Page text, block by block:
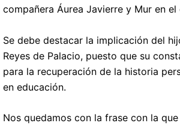
compañera Áurea Javierre y Mur en
Se debe destacar la implicación del
Reyes de Palacio, puesto que su
para la recuperación de la historia
en educación.
Nos quedamos con la frase con la